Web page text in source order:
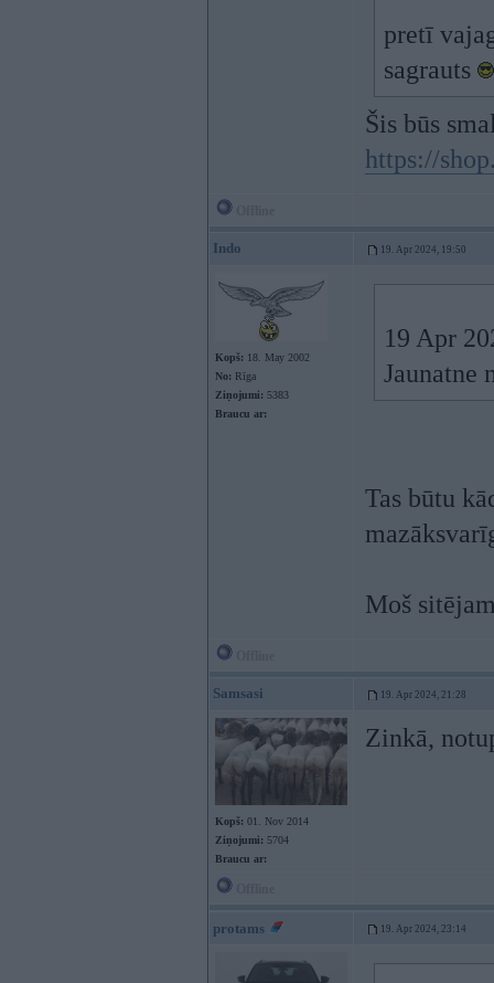
pretī
sagrauts
Šis būs
https://
Indo 19. Apr 2024, 19:50
Kopš: 18. May 2002
No: Rīga
Ziņojumi: 5383
Braucu ar:
19 Apr
Jaunatne
Tas būtu
Moš
Samsasi 19. Apr 2024, 21:28
Kopš: 01. Nov 2014
Ziņojumi: 5704
Braucu ar:
Zinkā,
protams 19. Apr 2024, 23:14